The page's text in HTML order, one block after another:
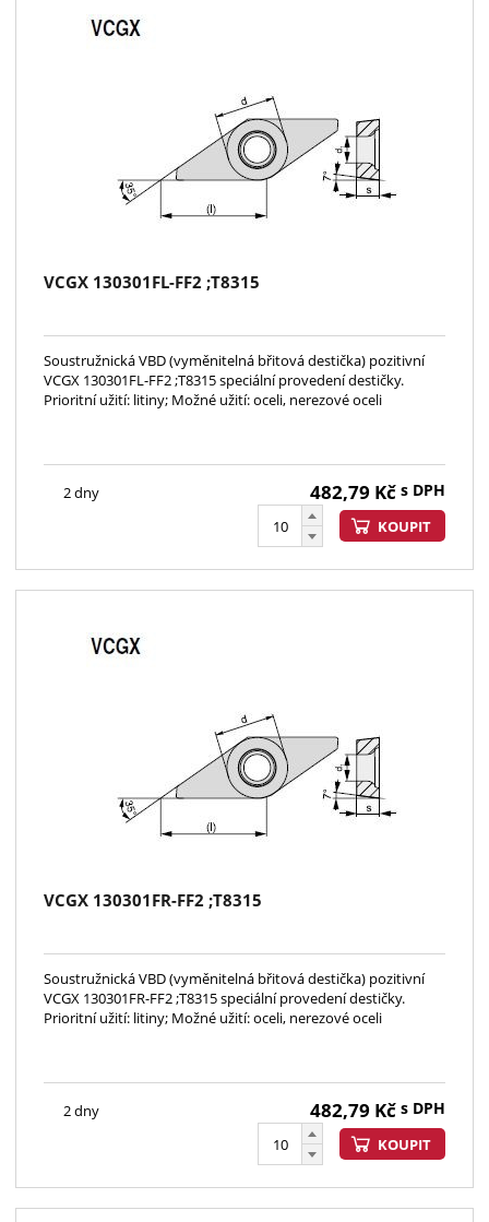
VCGX 130301FL-FF2 ;T8315
Soustružnická VBD (vyměnitelná břitová destička) pozitivní
VCGX 130301FL-FF2 ;T8315 speciální provedení destičky.
Prioritní užití: litiny; Možné užití: oceli, nerezové oceli
2 dny 482,79 Kč s DPH
KOUPIT
VCGX 130301FR-FF2 ;T8315
Soustružnická VBD (vyměnitelná břitová destička) pozitivní
VCGX 130301FR-FF2 ;T8315 speciální provedení destičky.
Prioritní užití: litiny; Možné užití: oceli, nerezové oceli
2 dny 482,79 Kč s DPH
KOUPIT